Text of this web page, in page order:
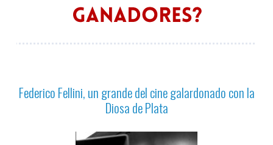
Federico Fellini, un grande del cine galardonado con la
Diosa de Plata